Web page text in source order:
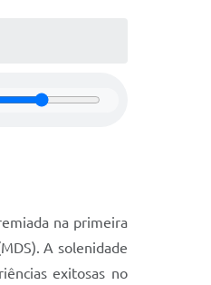
na primeira
A solenidade
exitosas no